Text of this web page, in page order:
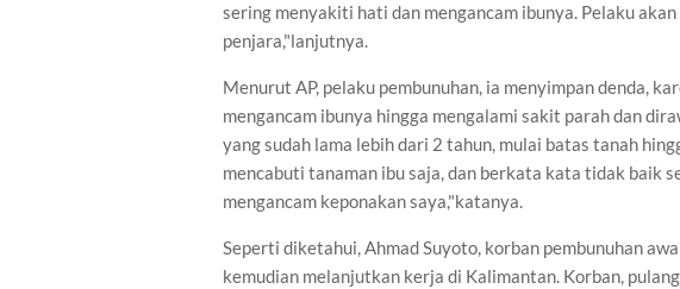
sering menyakiti hati dan mengancam ibunya. Pelaku
penjara,"lanjutnya.
Menurut AP, pelaku pembunuhan, ia menyimpan denda,
mengancam ibunya hingga mengalami sakit parah dan
yang sudah lama lebih dari 2 tahun, mulai batas tanah
mencabuti tanaman ibu saja, dan berkata kata tidak baik
mengancam keponakan saya,"katanya.
Seperti diketahui, Ahmad Suyoto, korban pembunuhan
kemudian melanjutkan kerja di Kalimantan. Korban,